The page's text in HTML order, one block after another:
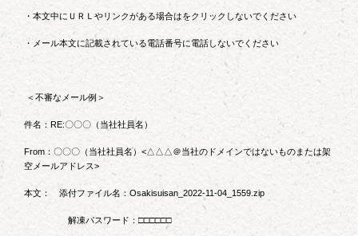
・本文中にＵＲＬやリンクがある場合はをクリックしないでください
・メール本文に記載されている電話番号に電話しないでください
＜不審なメール例＞
件名：RE:〇〇〇（当社社員名）
From：〇〇〇（当社社員名）<△△△＠当社のドメインではないものまたは架
空メールアドレス>
本文： 添付ファイル名：Osakisuisan_2022-11-04_1559.zip
解凍パスワード：□□□□□□